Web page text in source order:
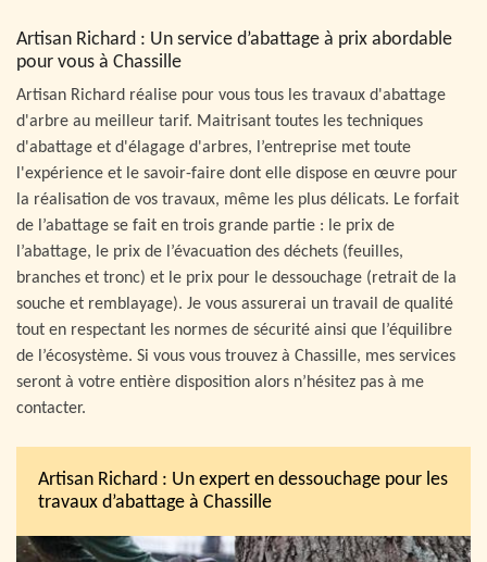
Artisan Richard : Un service d’abattage à prix abordable
pour vous à Chassille
Artisan Richard réalise pour vous tous les travaux d'abattage
d'arbre au meilleur tarif. Maitrisant toutes les techniques
d'abattage et d'élagage d'arbres, l’entreprise met toute
l'expérience et le savoir-faire dont elle dispose en œuvre pour
la réalisation de vos travaux, même les plus délicats. Le forfait
de l’abattage se fait en trois grande partie : le prix de
l’abattage, le prix de l’évacuation des déchets (feuilles,
branches et tronc) et le prix pour le dessouchage (retrait de la
souche et remblayage). Je vous assurerai un travail de qualité
tout en respectant les normes de sécurité ainsi que l’équilibre
de l’écosystème. Si vous vous trouvez à Chassille, mes services
seront à votre entière disposition alors n’hésitez pas à me
contacter.
Artisan Richard : Un expert en dessouchage pour les
travaux d’abattage à Chassille